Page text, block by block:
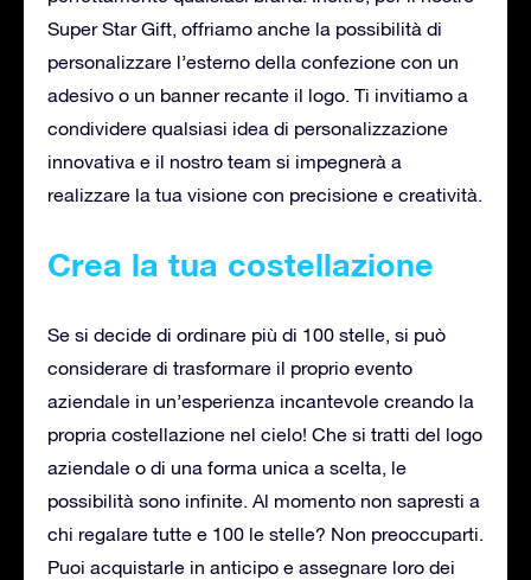
Super Star Gift, offriamo anche la possibilità di
personalizzare l’esterno della confezione con un
adesivo o un banner recante il logo. Ti invitiamo a
condividere qualsiasi idea di personalizzazione
innovativa e il nostro team si impegnerà a
realizzare la tua visione con precisione e creatività.
Crea la tua costellazione
Se si decide di ordinare più di 100 stelle, si può
considerare di trasformare il proprio evento
aziendale in un’esperienza incantevole creando la
propria costellazione nel cielo! Che si tratti del logo
aziendale o di una forma unica a scelta, le
possibilità sono infinite. Al momento non sapresti a
chi regalare tutte e 100 le stelle? Non preoccuparti.
Puoi acquistarle in anticipo e assegnare loro dei